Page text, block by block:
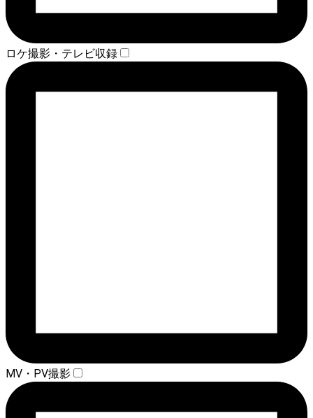
ロケ撮影・テレビ収録
MV・PV撮影